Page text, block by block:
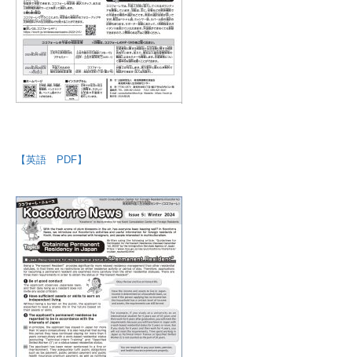
【英語 PDF】